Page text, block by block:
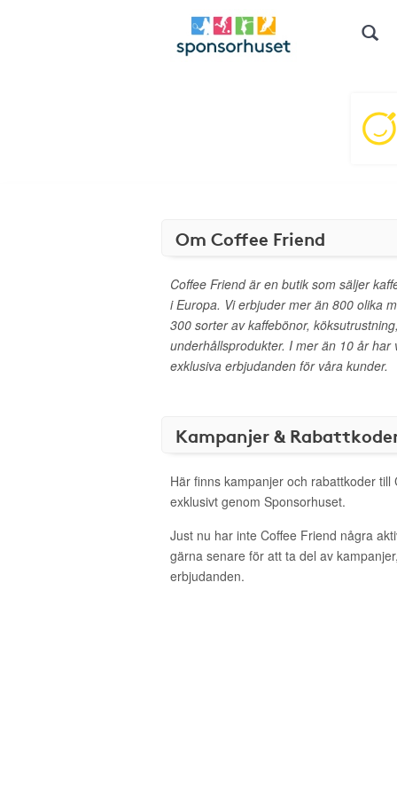
Om Coffee Friend
Coffee Friend är en butik som säljer
i Europa. Vi erbjuder mer än 800 olika
300 sorter av kaffebönor,
underhållsprodukter. I mer än 10 år har
exklusiva erbjudanden för våra kunder.
Kampanjer &
Här finns kampanjer och rabattkoder
exklusivt genom Sponsorhuset.
Just nu har inte Coffee Friend några
gärna senare för att ta del av
erbjudanden.